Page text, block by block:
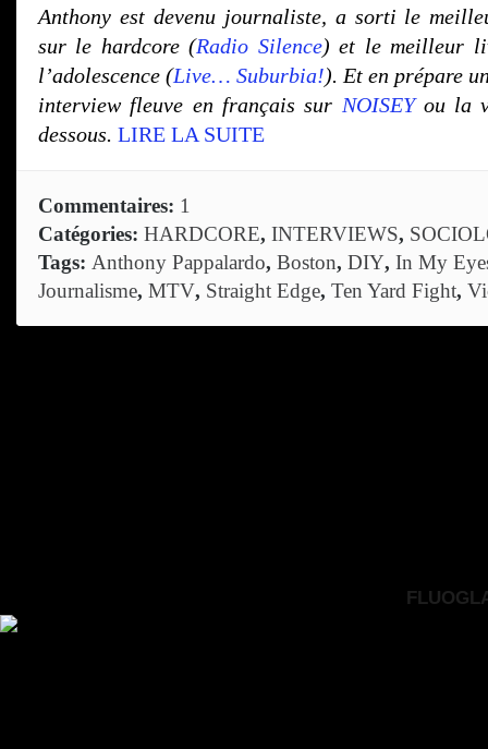
Anthony est devenu journaliste, a sorti le
sur le hardcore (Radio Silence) et le meilleur
l’adolescence (Live… Suburbia!). Et en prépare
interview fleuve en français sur NOISEYou la
dessous. LIRE LA SUITE
Commentaires: 1
Catégories: HARDCORE, INTERVIEWS,
Tags: Anthony Pappalardo, Boston, DIY, In My
Journalisme, MTV, Straight Edge, Ten Yard Fight,